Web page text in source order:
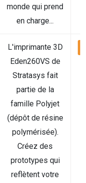
monde qui prend
en charge...
L'imprimante 3D
Eden260VS de
Stratasys fait
partie de la
famille Polyjet
(dépôt de résine
polymérisée).
Créez des
prototypes qui
reflètent votre